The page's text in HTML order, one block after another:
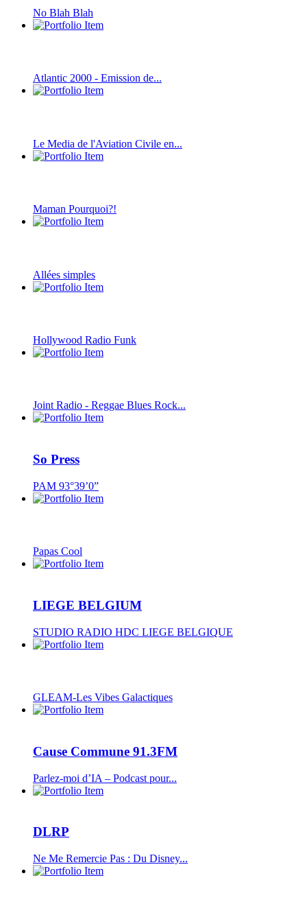
No Blah Blah
Atlantic 2000 - Emission de...
Le Media de l'Aviation Civile en...
Maman Pourquoi?!
Allées simples
Hollywood Radio Funk
Joint Radio - Reggae Blues Rock...
So Press
PAM 93°39’0”
Papas Cool
LIEGE BELGIUM
STUDIO RADIO HDC LIEGE BELGIQUE
GLEAM-Les Vibes Galactiques
Cause Commune 91.3FM
Parlez-moi d’IA – Podcast pour...
DLRP
Ne Me Remercie Pas : Du Disney...